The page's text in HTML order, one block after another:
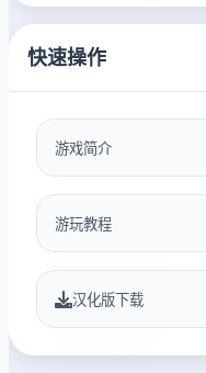
快速操作
游戏简介
游玩教程
汉化版下载